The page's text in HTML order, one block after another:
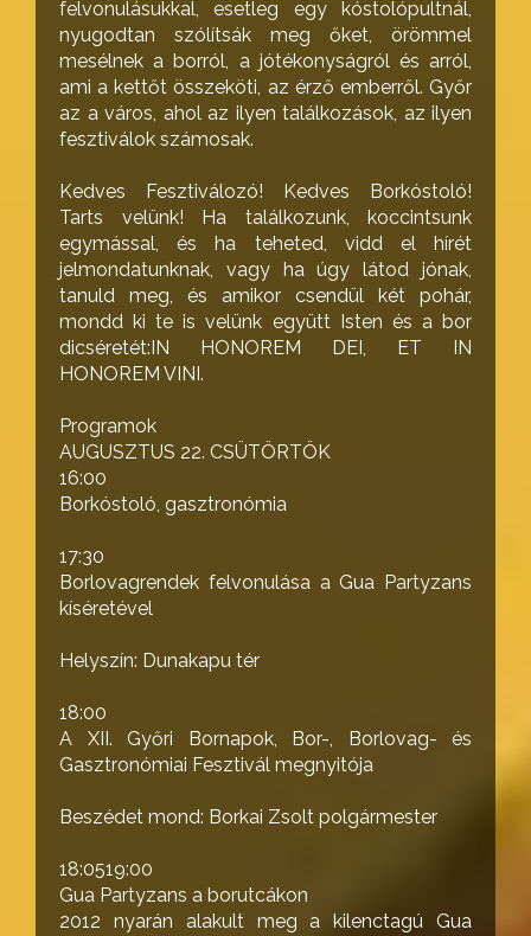
felvonulásukkal, esetleg egy kóstolópultnál,
nyugodtan szólítsák meg őket, örömmel
mesélnek a borról, a jótékonyságról és arról,
ami a kettőt összeköti, az érző emberről. Győr
az a város, ahol az ilyen találkozások, az ilyen
fesztiválok számosak.
Kedves Fesztiválozó! Kedves Borkóstoló!
Tarts velünk! Ha találkozunk, koccintsunk
egymással, és ha teheted, vidd el hírét
jelmondatunknak, vagy ha úgy látod jónak,
tanuld meg, és amikor csendül két pohár,
mondd ki te is velünk együtt Isten és a bor
dicséretét:IN HONOREM DEI, ET IN
HONOREM VINI.
Programok
AUGUSZTUS 22. CSÜTÖRTÖK
16:00
Borkóstoló, gasztronómia
17:30
Borlovagrendek felvonulása a Gua Partyzans
kíséretével
Helyszín: Dunakapu tér
18:00
A XII. Győri Bornapok, Bor-, Borlovag- és
Gasztronómiai Fesztivál megnyitója
Beszédet mond: Borkai Zsolt polgármester
18:0519:00
Gua Partyzans a borutcákon
2012 nyarán alakult meg a kilenctagú Gua